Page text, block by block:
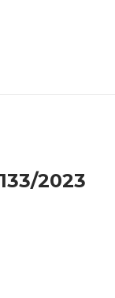
2023